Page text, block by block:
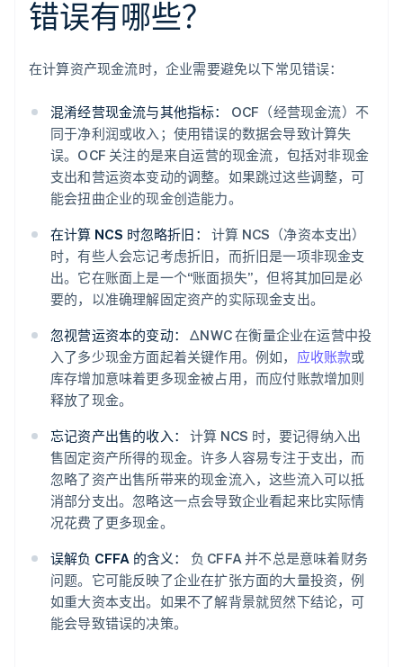
错误有哪些？
在计算资产现金流时，企业需要避免以下常见错误：
混淆经营现金流与其他指标：
OCF（经营现金流）不
同于净利润或收入；使用错误的数据会导致计算失
误。OCF 关注的是来自运营的现金流，包括对非现金
支出和营运资本变动的调整。如果跳过这些调整，可
能会扭曲企业的现金创造能力。
在计算 NCS 时忽略折旧：
计算 NCS（净资本支出）
时，有些人会忘记考虑折旧，而折旧是一项非现金支
出。它在账面上是一个“账面损失”，但将其加回是必
要的，以准确理解固定资产的实际现金支出。
忽视营运资本的变动：
ΔNWC 在衡量企业在运营中投
入了多少现金方面起着关键作用。例如， 应收账款或
库存增加意味着更多现金被占用，而应付账款增加则
释放了现金。
忘记资产出售的收入：
计算 NCS 时，要记得纳入出
售固定资产所得的现金。许多人容易专注于支出，而
忽略了资产出售所带来的现金流入，这些流入可以抵
消部分支出。忽略这一点会导致企业看起来比实际情
况花费了更多现金。
误解负 CFFA 的含义：
负 CFFA 并不总是意味着财务
问题。它可能反映了企业在扩张方面的大量投资，例
如重大资本支出。如果不了解背景就贸然下结论，可
能会导致错误的决策。
阿联酋
English
English
爱沙尼亚
English
奥地利
DeutschEnglish
澳大利亚
巴西
PortuguêsEnglish
保加利亚
English
比利时